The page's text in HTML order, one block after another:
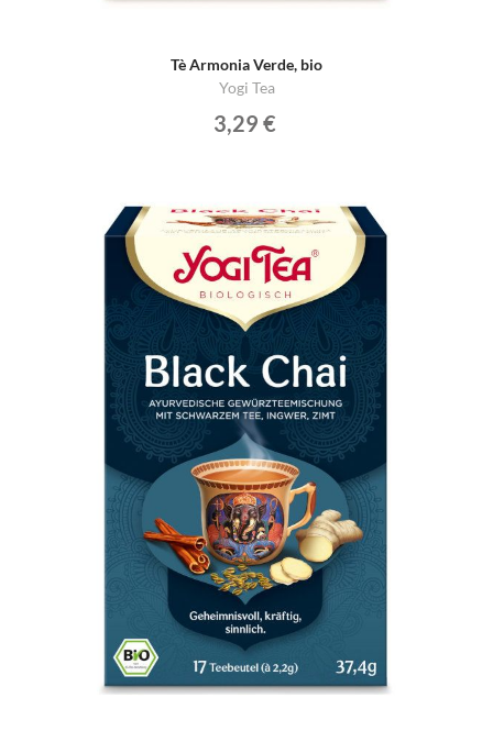
Tè Armonia Verde, bio
Yogi Tea
3,29 €